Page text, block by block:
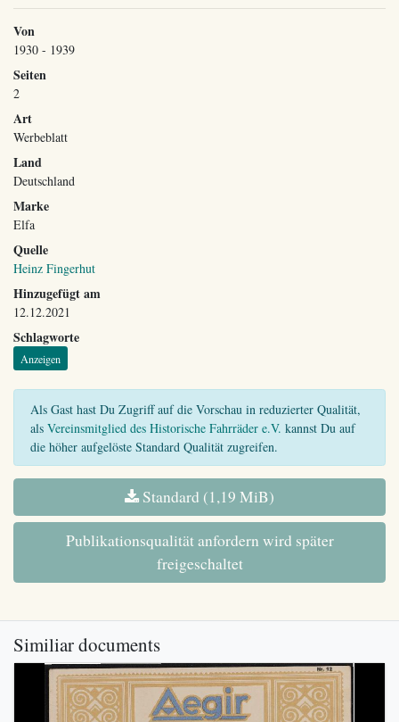
Von
1930 - 1939
Seiten
2
Art
Werbeblatt
Land
Deutschland
Marke
Elfa
Quelle
Heinz Fingerhut
Hinzugefügt am
12.12.2021
Schlagworte
Anzeigen
Als Gast hast Du Zugriff auf die Vorschau in reduzierter Qualität,
als Vereinsmitglied des Historische Fahrräder e.V. kannst Du auf
die höher aufgelöste Standard Qualität zugreifen.
Standard (1,19 MiB)
Publikationsqualität anfordern wird später
freigeschaltet
Similiar documents